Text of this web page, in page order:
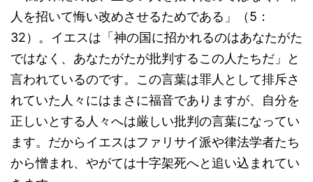
人を招いて悔い改めさせるためである」（5：
32）。イエスは「神の国に招かれるのはあなたがた
ではなく、あなたがたが批判するこの人たちだ」と
言われているのです。この言葉は罪人として排斥さ
れていた人々にはまさに福音でありますが、自分を
正しいとする人々へは厳しい批判の言葉になってい
ます。だからイエスはファリサイ派や律法学者たち
から憎まれ、やがては十字架死へと追い込まれてい